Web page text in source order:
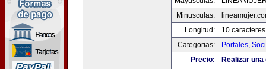
Minusculas:
Longitud:
10 caracteres
Categorias:
Portales,
Precio:
Realizar